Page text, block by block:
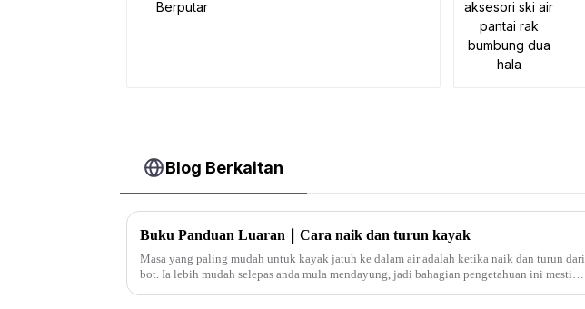
Blog Berkaitan
Buku Panduan Luaran｜Cara naik dan turun kayak
Masa yang paling mudah untuk kayak jatuh ke dalam air adalah ketika naik dan turun dari
bot. Ia lebih mudah selepas anda mula mendayung, jadi bahagian pengetahuan ini mesti